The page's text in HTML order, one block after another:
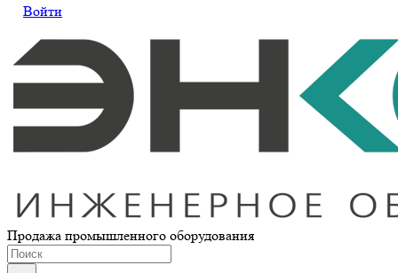
Войти
Продажа промышленного оборудования